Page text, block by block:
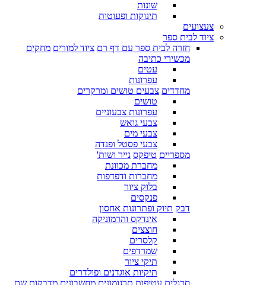
שונות
תינוקות ופעוטות
צעצועים
ציוד לבית ספר
חזרה לבית ספר עם דף רם ציוד למורים מחקים
מכשירי כתיבה
עטים
עפרונות
מחדדים צבעים טושים ומרקרים
טושים
עפרונות צבעוניים
צבעי גואש
צבעי מים
צבעי פסטל ופנדה
מספריים טיפקס נייר ושות'
מחברת מכוונת
מחברות ודפדפות
בלוק ציור
פנקסים
דבק תיוק ופתרונות אחסון
אינדקס והרמוניקה
חוצצים
קלסרים
שמרדפים
תיקי ציור
תיקיות אוגדנים ופולדרים
סרגלים עטיפות תרגומונים מחשבונים מדבקות שם